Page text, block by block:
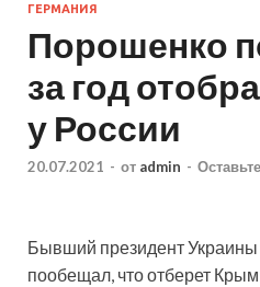
ГЕРМАНИЯ
Порошенко
за год
у России
20.07.2021 - от admin -
Бывший президент
пообещал, что отберет Крым